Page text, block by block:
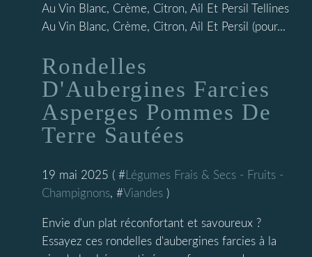
Au Vin Blanc, Crème, Citron, Ail Et Persil Tellines
Au Vin Blanc, Crème, Citron, Ail Et Persil (pour...
Rondelles
D'Aubergines Farcies
Asperges Pommes De
Terre Sautées
19 mai 2025 ( # Légumes Frais & Secs - Fruits -
Champignons, #Viandes )
Envie d'un plat réconfortant et savoureux ?
Essayez ces rondelles d'aubergines farcies à la